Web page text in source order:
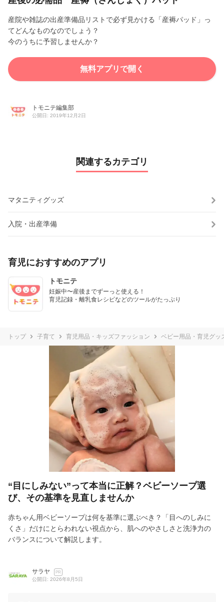
d
o
産院や雑誌の出産準備品リストで必ず見かける「産褥パッド」っ
てどんなものなのでしょう？
今のうちに予習しませんか？
無料アプリで開く
トモニテ編集部
公開日: 2019年12月2日
関連するカテゴリ
マタニティグッズ
入院・出産準備
育児におすすめのアプリ
トモニテ
妊娠中〜産後までずーっと使える！
育児記録・離乳食レシピなどのツールがたっぷり
トップ 子育て 育児用品・キッズファッション ベビー用品・育児グッ
“目にしみない”って本当に正解？ベビーソープ選
び、その基準を見直しませんか
赤ちゃん用ベビーソープは何を基準に選ぶべき？「目へのしみに
くさ」だけにとらわれない視点から、肌へのやさしさと洗浄力の
バランスについて解説します。
サラヤ PR
公開日: 2026年8月5日